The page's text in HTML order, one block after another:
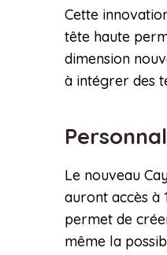
Cette
tête haute
dimension
à intégrer des
Le nouveau
auront accès à
permet de
même la